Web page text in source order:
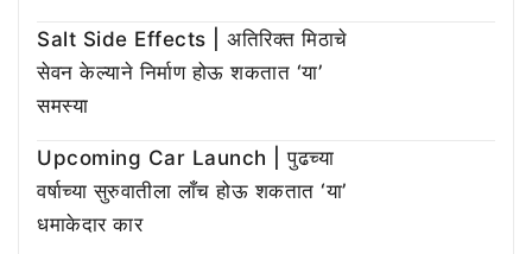
Salt Side Effects | अतिरिक्त मिठाचे
सेवन केल्याने निर्माण होऊ शकतात ‘या’
समस्या
Upcoming Car Launch | पुढच्या
वर्षाच्या सुरुवातीला लाँच होऊ शकतात ‘या’
धमाकेदार कार